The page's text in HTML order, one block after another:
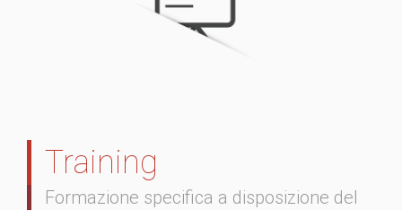
Training
Formazione specifica a disposizione del